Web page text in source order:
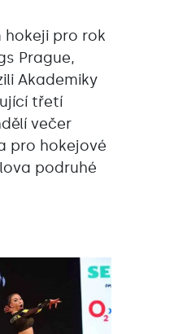
hokeji pro rok
Prague,
Akademiky
třetí
večer
pro hokejové
podruhé